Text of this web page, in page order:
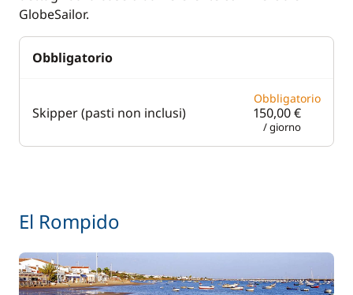
GlobeSailor.
Obbligatorio
Skipper (pasti non inclusi)
Obbligatorio
150,00 €
/ giorno
El Rompido